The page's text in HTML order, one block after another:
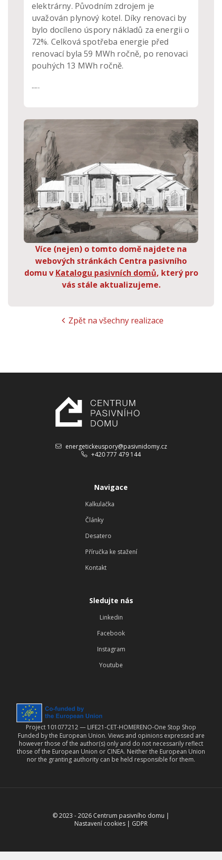
elektrárny. Původním zdrojem je
uvažován plynový kotel. Díky renovaci by
bylo docíleno úspory nákladů za energii o
72%. Celková spotřeba energie před
renovací byla 59 MWh ročně, po renovaci
pouhých 13 MWh ročně.
.....
Více (nejen) o tomto domě najdete na
webových stránkách Centra pasivního
domu v Katalogu pasivních domů, který pro
vás stále aktualizujeme.
Zpět na všechny realizace
energetickeuspory@pasivnidomy.cz
+420 777 479 144
Navigace
Kalkulačka
Články
Desatero
Příručka ke stažení
Kontakt
Sledujte nás
Linkedin
Facebook
Instagram
Youtube
Project 101077212 — LIFE21-CET-HOMERENO-One Stop Shop
Funded by the European Union. Views and opinions expressed are
however those of the author(s) only and do not necessarily reflect
those of the European Union or CINEA. Neither the European Union
nor the granting authority can be held responsible for them.
© 2023 -2026 Centrum pasivního domu |
Nastavení cookies | GDPR